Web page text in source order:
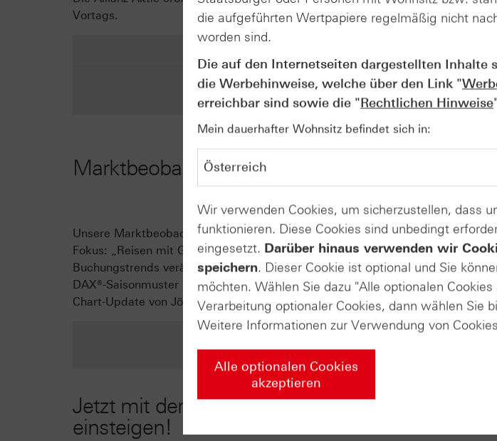
Vortags.
Allianz SE
Marktbeobachtung
Unsere Marktbeobachtung Mai 2026 ist jetzt draußen – mit frischem Blick auf
Fokus: „Reisen mit Gegenwind“ – wie geopolitische Spannungen und
Buchungstrends verändern. Außerdem: 15 Jahre nach Fukushima – was
DAX®-Saisonmuster im Mai, sowie Gold & Rohöl als Gradmesser globaler
Chart-Update von Jörg Scherer: Gold Special & S&P 500® („Sell in May“)
Zu unserer Marktbeobachtung
Jetzt mit der HSBC-Zertifikate-Masterclass in
einsteigen!
die aufgeführten Wertpapiere regelmäßig nicht
worden sind.
Die auf den Internetseiten dargestellten Inhalte
die Werbehinweise, welche über den Link "
erreichbar sind sowie die "Rechtlichen Hinweise
Mein dauerhafter Wohnsitz befindet sich in:
Wir verwenden Cookies, um sicherzustellen, dass
funktionieren. Diese Cookies sind unbedingt
eingesetzt. Darüber hinaus verwenden wir
speichern. Dieser Cookie ist optional und Sie
möchten. Wählen Sie dazu "Alle optionalen
Verarbeitung optionaler Cookies, dann wählen Sie
Weitere Informationen zur Verwendung von
Alle optionalen Cookies
akzeptieren